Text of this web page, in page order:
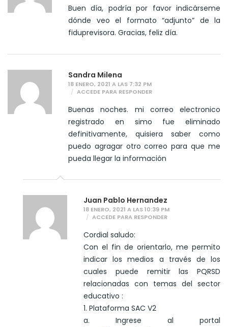
Buen día, podría por favor indicárseme
dónde veo el formato “adjunto” de la
fiduprevisora. Gracias, feliz día.
Sandra Milena
18 ENERO, 2021 A LAS 7:32 PM
ACCEDE PARA RESPONDER
Buenas noches. mi correo electronico
registrado en simo fue eliminado
definitivamente, quisiera saber como
puedo agragar otro correo para que me
pueda llegar la información
Juan Pablo Hernandez
18 ENERO, 2021 A LAS 10:39 PM
ACCEDE PARA RESPONDER
Cordial saludo:
Con el fin de orientarlo, me permito
indicar los medios a través de los
cuales puede remitir las PQRSD
relacionadas con temas del sector
educativo :
1. Plataforma SAC V2
a. Ingrese al portal